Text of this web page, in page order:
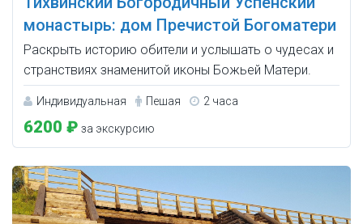
монастырь: дом Пречистой Богоматери
Раскрыть историю обители и услышать о чудесах и
странствиях знаменитой иконы Божьей Матери.
Индивидуальная Пешая 2 часа
6200 ₽ за экскурсию